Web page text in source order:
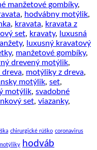
manžetové gombíky,
, hodvábny motýlik,
, kravata, kravata z
set, kravaty,
luxusná
,
luxusný kravatový
, manžetové gombíky,
drevený motýlik,
, motýliky z dreva,
motýlik, set,
motýlik, svadobné
set, viazanky,
chirurgické rúško coronavirus
hodváb